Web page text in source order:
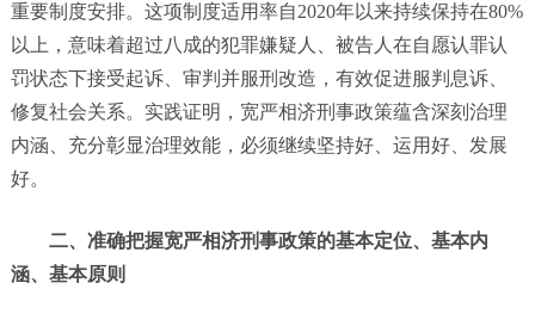
重要制度安排。这项制度适用率自2020年以来持续保持在80%
以上，意味着超过八成的犯罪嫌疑人、被告人在自愿认罪认
罚状态下接受起诉、审判并服刑改造，有效促进服判息诉、
修复社会关系。实践证明，宽严相济刑事政策蕴含深刻治理
内涵、充分彰显治理效能，必须继续坚持好、运用好、发展
好。
二、准确把握宽严相济刑事政策的基本定位、基本内
涵、基本原则